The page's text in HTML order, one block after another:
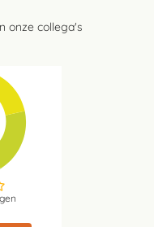
onze collega's